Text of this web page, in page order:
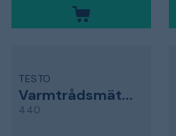
TESTO
Varmtrådsmätset
440